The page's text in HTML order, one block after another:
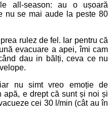
all-season: au o ușoară
nu se mai aude la peste 80
rulez de fel. Iar pentru că
evacuare a apei, îmi cam
dau in bălți, ceva ce nu
nu simt vreo emoție de
apă, e drept că sunt și noi și
cei 30 l/min (cât au în